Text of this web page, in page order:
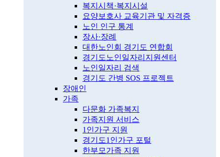
복지시책·복지시설
요양보호사 교육기관 및 자격증
노인 인구 통계
장사·장례
대한노인회 경기도 연합회
경기도노인일자리지원센터
노인일자리 검색
경기도 간병 SOS 프로젝트
장애인
가족
다문화 가족복지
가족지원 서비스
1인가구 지원
경기도1인가구 포털
한부모가족 지원